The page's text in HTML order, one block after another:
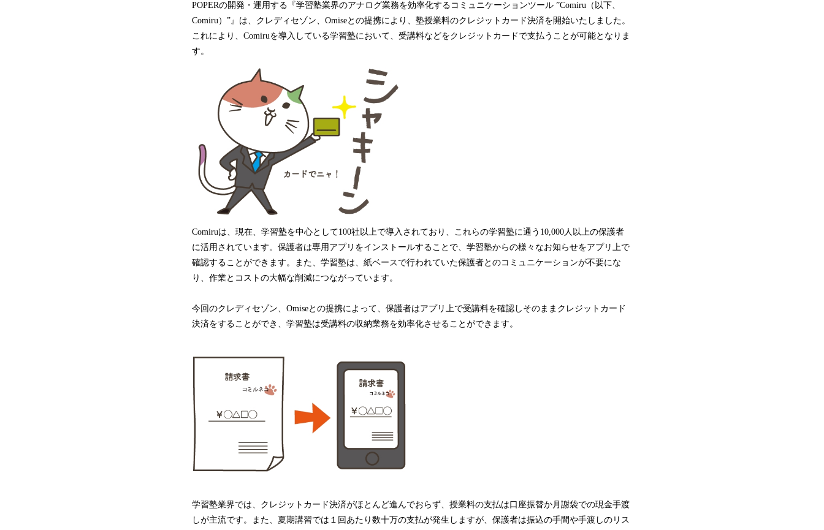
み
込
み
POPERの開発・運用する『学習塾業界のアナログ業務を効率化するコミュニケーションツール ”Comiru（以下、
Comiru）”』は、クレディセゾン、Omiseとの提携により、塾授業料のクレジットカード決済を開始いたしました。
これにより、Comiruを導入している学習塾において、受講料などをクレジットカードで支払うことが可能となりま
す。
Comiruは、現在、学習塾を中心として100社以上で導入されており、これらの学習塾に通う10,000人以上の保護者
に活用されています。保護者は専用アプリをインストールすることで、学習塾からの様々なお知らせをアプリ上で
確認することができます。また、学習塾は、紙ベースで行われていた保護者とのコミュニケーションが不要にな
り、作業とコストの大幅な削減につながっています。
今回のクレディセゾン、Omiseとの提携によって、保護者はアプリ上で受講料を確認しそのままクレジットカード
決済をすることができ、学習塾は受講料の収納業務を効率化させることができます。
学習塾業界では、クレジットカード決済がほとんど進んでおらず、授業料の支払は口座振替か月謝袋での現金手渡
しが主流です。また、夏期講習では１回あたり数十万の支払が発生しますが、保護者は振込の手間や手渡しのリス